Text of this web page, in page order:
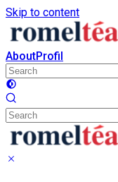
Skip to content
AboutProfil